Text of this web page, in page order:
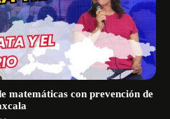
matemáticas con prevención de